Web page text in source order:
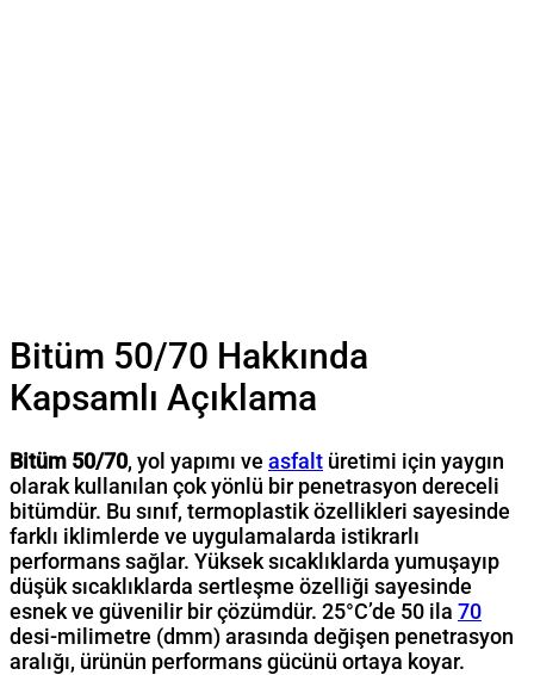
Bitüm 50/70 Hakkında
Kapsamlı Açıklama
Bitüm 50/70, yol yapımı ve asfalt üretimi için yaygın
olarak kullanılan çok yönlü bir penetrasyon dereceli
bitümdür. Bu sınıf, termoplastik özellikleri sayesinde
farklı iklimlerde ve uygulamalarda istikrarlı
performans sağlar. Yüksek sıcaklıklarda yumuşayıp
düşük sıcaklıklarda sertleşme özelliği sayesinde
esnek ve güvenilir bir çözümdür. 25°C’de 50 ila 70
desi-milimetre (dmm) arasında değişen penetrasyon
aralığı, ürünün performans gücünü ortaya koyar.